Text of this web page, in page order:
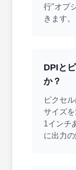
行"オプ
きます。
DPIと
か？
ピクセ
サイズ
1インチ
に出力